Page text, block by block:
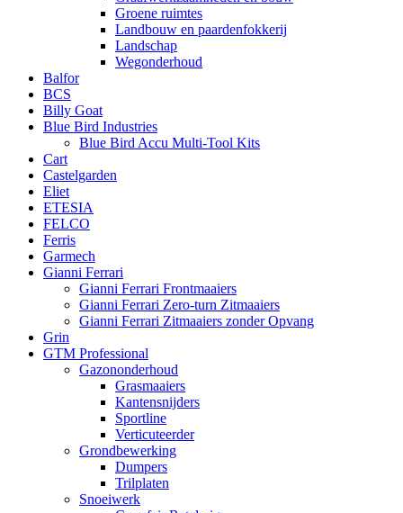
Groene ruimtes
Landbouw en paardenfokkerij
Landschap
Wegonderhoud
Balfor
BCS
Billy Goat
Blue Bird Industries
Blue Bird Accu Multi-Tool Kits
Cart
Castelgarden
Eliet
ETESIA
FELCO
Ferris
Garmech
Gianni Ferrari
Gianni Ferrari Frontmaaiers
Gianni Ferrari Zero-turn Zitmaaiers
Gianni Ferrari Zitmaaiers zonder Opvang
Grin
GTM Professional
Gazononderhoud
Grasmaaiers
Kantensnijders
Sportline
Verticuteerder
Grondbewerking
Dumpers
Trilplaten
Snoeiwerk